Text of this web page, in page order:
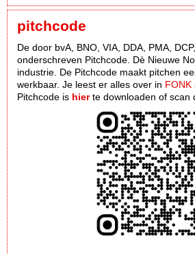
pitchcode
De door bvA, BNO, VIA, DDA, PMA,
onderschreven Pitchcode. Dè Nieuwe
industrie. De Pitchcode maakt pitchen
werkbaar. Je leest er alles over in FONK
Pitchcode is hierte downloaden of scan